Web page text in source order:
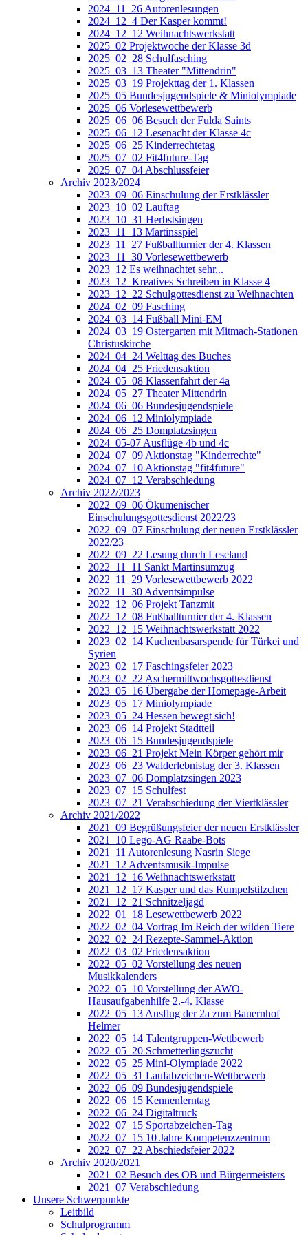
2024_11_26 Autorenlesungen
2024_12_4 Der Kasper kommt!
2024_12_12 Weihnachtswerkstatt
2025_02 Projektwoche der Klasse 3d
2025_02_28 Schulfasching
2025_03_13 Theater "Mittendrin"
2025_03_19 Projekttag der 1. Klassen
2025_05 Bundesjugendspiele & Miniolympiade
2025_06 Vorlesewettbewerb
2025_06_06 Besuch der Fulda Saints
2025_06_12 Lesenacht der Klasse 4c
2025_06_25 Kinderrechtetag
2025_07_02 Fit4future-Tag
2025_07_04 Abschlussfeier
Archiv 2023/2024
2023_09_06 Einschulung der Erstklässler
2023_10_02 Lauftag
2023_10_31 Herbstsingen
2023_11_13 Martinsspiel
2023_11_27 Fußballturnier der 4. Klassen
2023_11_30 Vorlesewettbewerb
2023_12 Es weihnachtet sehr...
2023_12_Kreatives Schreiben in Klasse 4
2023_12_22 Schulgottesdienst zu Weihnachten
2024_02_09 Fasching
2024_03_14 Fußball Mini-EM
2024_03_19 Ostergarten mit Mitmach-Stationen
Christuskirche
2024_04_24 Welttag des Buches
2024_04_25 Friedensaktion
2024_05_08 Klassenfahrt der 4a
2024_05_27 Theater Mittendrin
2024_06_06 Bundesjugendspiele
2024_06_12 Miniolympiade
2024_06_25 Domplatzsingen
2024_05-07 Ausflüge 4b und 4c
2024_07_09 Aktionstag "Kinderrechte"
2024_07_10 Aktionstag "fit4future"
2024_07_12 Verabschiedung
Archiv 2022/2023
2022_09_06 Ökumenischer
Einschulungsgottesdienst 2022/23
2022_09_07 Einschulung der neuen Erstklässler
2022/23
2022_09_22 Lesung durch Leseland
2022_11_11 Sankt Martinsumzug
2022_11_29 Vorlesewettbewerb 2022
2022_11_30 Adventsimpulse
2022_12_06 Projekt Tanzmit
2022_12_08 Fußballturnier der 4. Klassen
2022_12_15 Weihnachtswerkstatt 2022
2023_02_14 Kuchenbasarspende für Türkei und
Syrien
2023_02_17 Faschingsfeier 2023
2023_02_22 Aschermittwochsgottesdienst
2023_05_16 Übergabe der Homepage-Arbeit
2023_05_17 Miniolympiade
2023_05_24 Hessen bewegt sich!
2023_06_14 Projekt Stadtteil
2023_06_15 Bundesjugendspiele
2023_06_21 Projekt Mein Körper gehört mir
2023_06_23 Walderlebnistag der 3. Klassen
2023_07_06 Domplatzsingen 2023
2023_07_15 Schulfest
2023_07_21 Verabschiedung der Viertklässler
Archiv 2021/2022
2021_09 Begrüßungsfeier der neuen Erstklässler
2021_10 Lego-AG Raabe-Bots
2021_11 Autorenlesung Nasrin Siege
2021_12 Adventsmusik-Impulse
2021_12_16 Weihnachtswerkstatt
2021_12_17 Kasper und das Rumpelstilzchen
2021_12_21 Schnitzeljagd
2022_01_18 Lesewettbewerb 2022
2022_02_04 Vortrag Im Reich der wilden Tiere
2022_02_24 Rezepte-Sammel-Aktion
2022_03_02 Friedensaktion
2022_05_02 Vorstellung des neuen
Musikkalenders
2022_05_10 Vorstellung der AWO-
Hausaufgabenhilfe 2.-4. Klasse
2022_05_13 Ausflug der 2a zum Bauernhof
Helmer
2022_05_14 Talentgruppen-Wettbewerb
2022_05_20 Schmetterlingszucht
2022_05_25 Mini-Olympiade 2022
2022_05_31 Laufabzeichen-Wettbewerb
2022_06_09 Bundesjugendspiele
2022_06_15 Kennenlerntag
2022_06_24 Digitaltruck
2022_07_15 Sportabzeichen-Tag
2022_07_15 10 Jahre Kompetenzzentrum
2022_07_22 Abschiedsfeier 2022
Archiv 2020/2021
2021_02 Besuch des OB und Bürgermeisters
2021_07 Verabschiedung
Unsere Schwerpunkte
Leitbild
Schulprogramm